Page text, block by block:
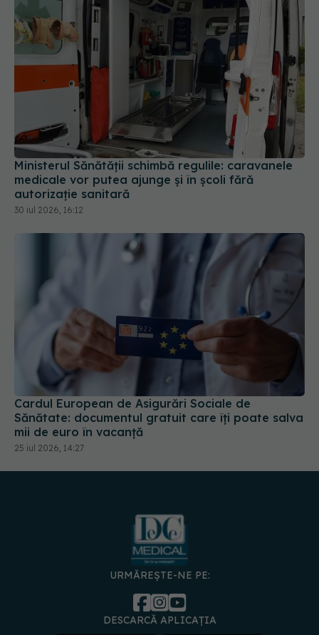
Ministerul Sănătății schimbă regulile: caravanele
medicale vor putea ajunge și în școli fără
autorizație sanitară
30 iul 2026, 16:12
Cardul European de Asigurări Sociale de
Sănătate: documentul gratuit care îți poate salva
mii de euro în vacanță
25 iul 2026, 14:27
URMĂREȘTE-NE PE: